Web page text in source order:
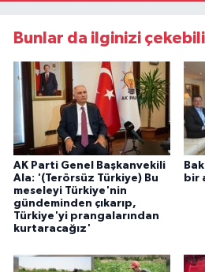
Bunlar da ilginizi
AK Parti Genel Başkanvekili
Ala: '(Terörsüz Türkiye) Bu
meseleyi Türkiye'nin
gündeminden çıkarıp,
Türkiye'yi prangalarından
kurtaracağız'
bir